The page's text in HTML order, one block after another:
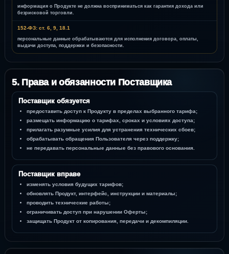
информация о Продукте не должна восприниматься как гарантия дохода или
безрисковой торговли.
152-ФЗ: ст. 6, 9, 18.1
персональные данные обрабатываются для исполнения договора, оплаты,
выдачи доступа, поддержки и безопасности.
5. Права и обязанности Поставщика
Поставщик обязуется
предоставить доступ к Продукту в пределах выбранного тарифа;
размещать информацию о тарифах, сроках и условиях доступа;
прилагать разумные усилия для устранения технических сбоев;
обрабатывать обращения Пользователя через поддержку;
не передавать персональные данные без правового основания.
Поставщик вправе
изменять условия будущих тарифов;
обновлять Продукт, интерфейс, инструкции и материалы;
проводить технические работы;
ограничивать доступ при нарушении Оферты;
защищать Продукт от копирования, передачи и декомпиляции.